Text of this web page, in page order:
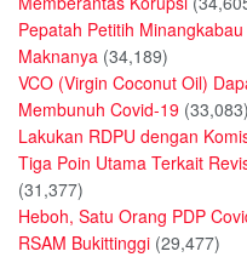
Pepatah Petitih
Maknanya (34,189)
VCO (Virgin Coconut Oil)
Membunuh Covid-19 (33,083)
Lakukan RDPU dengan
Tiga Poin Utama Terkait
(31,377)
Heboh, Satu Orang PDP
RSAM Bukittinggi (29,477)